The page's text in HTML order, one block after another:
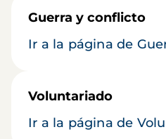
Guerra y conflicto
Ir a la página de
Voluntariado
Ir a la página de